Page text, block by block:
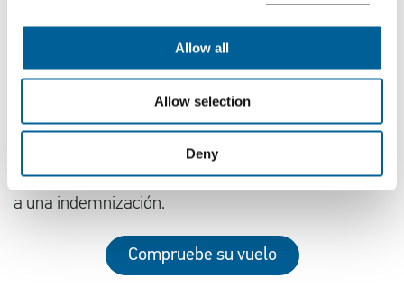
Allow all
Allow selection
Deny
en los tribunales. ¡ EUclaim le ayuda a obtener una
retraso
o la cancelación de su
vuelo!
¿Voló hacia o desde España y se retrasó su vuelo?
¿Estuvo en un vuelo con retraso hacia o desde
España? Compruebe a continuación si tiene derecho
a una indemnización.
Compruebe su vuelo